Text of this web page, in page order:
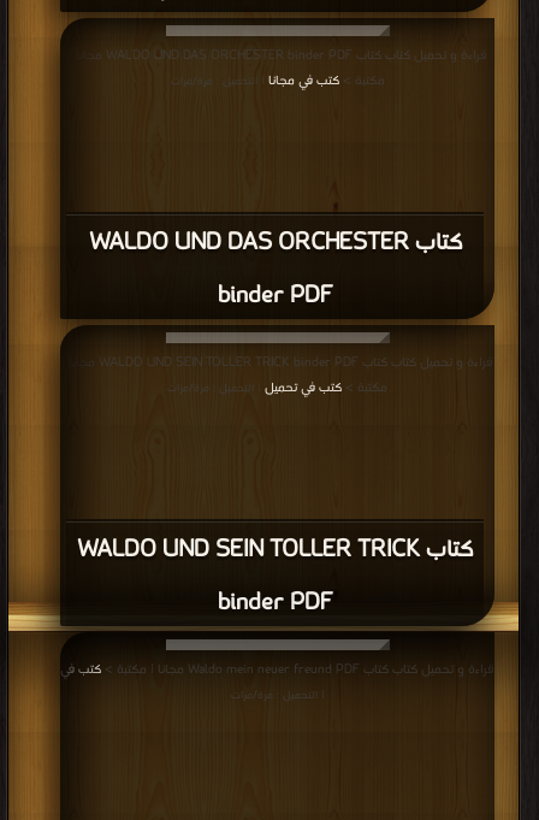
كتاب WALDO UND DAS ORCHESTER
binder PDF
قراءة و تحميل كتاب كتاب WALDO UND DAS ORCHESTER binder PDF مجانا |
مكتبة >كتب في مجانا | التحميل : مرة/مرات
كتاب WALDO UND SEIN TOLLER TRICK
binder PDF
قراءة و تحميل كتاب كتاب WALDO UND SEIN TOLLER TRICK binder PDF مجانا |
مكتبة > كتب في تحميل | التحميل : مرة/مرات
قراءة و تحميل كتاب كتاب Waldo mein neuer freund PDF مجانا | مكتبة > كتب في
| التحميل : مرة/مرات